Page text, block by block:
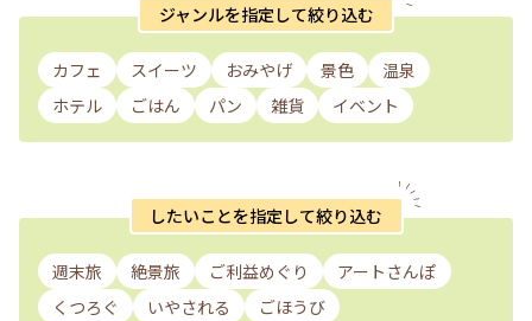
ジャンルを指定して絞り込む
カフェ スイーツ おみやげ 景色
温泉
ホテル
ごはん パン 雑貨 イベント
したいことを指定して絞り込む
週末旅 絶景旅 ご利益めぐり
アートさんぽ
くつろぐ
いやされる ごほうび